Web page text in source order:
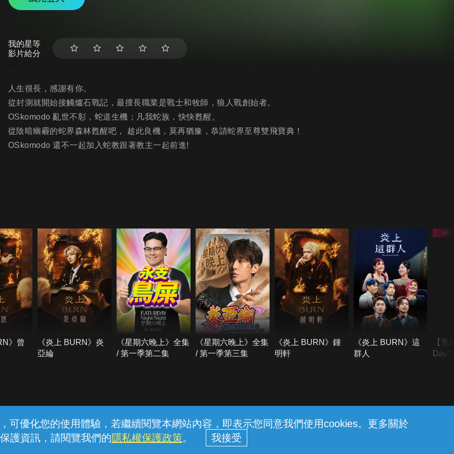
可優化您的使用體驗，若繼續閱覽本網站內容，即表示您同意我們使用cookies。更多關於
護資訊，請閱覽我們的隱私權保護政策。
我的星等
影片給分
人生很長，感謝有你。
從封測就開始接觸爐石戰記，最擅長職業是戰士和牧師，狼人戰創始者。
OSkomodo 亂世不彰，蛇道生機；凡我蛇族，快快甦醒。
從陰暗幽霾的蛇界森林甦醒吧， 趁此良機，莫再猶豫，恭請蛇界至尊雙飛寶典！
OSkomodo 還不一起加入蛇教跟著教主一起前進!
》曾
《炎上 BURN》炎
亞綸
《星期六晚上》全集
/ 第一季第二集
《星期六晚上》全集
/ 第一季第三集
《炎上 BURN》鍾
明軒
《炎上 BURN》這
群人
【荒
線上客服 服務條款 隱私權保護
中華電信股份有限公司個人家庭分公司 (統一編號：96979949) © 2026